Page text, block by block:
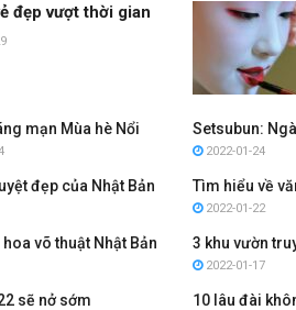
đẹp vượt thời gian
mạn Mùa hè Nổi
Setsubun:
2022-01-24
đẹp của Nhật Bản Tìm hiểu về
2022-01-22
võ thuật Nhật Bản 3 khu vườn
2022-01-17
sẽ nở sớm 10 lâu đài